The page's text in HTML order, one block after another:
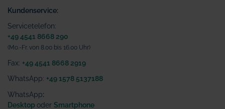
Kundenservice:
Servicetelefon:
+49 4541 8668 290
(Mo.-Fr. von 8.00 bis 16.00 Uhr)
Fax: +49 4541 8668 2919
WhatsApp: +49 1578 5137188
WhatsApp:
Desktop oder Smartphone